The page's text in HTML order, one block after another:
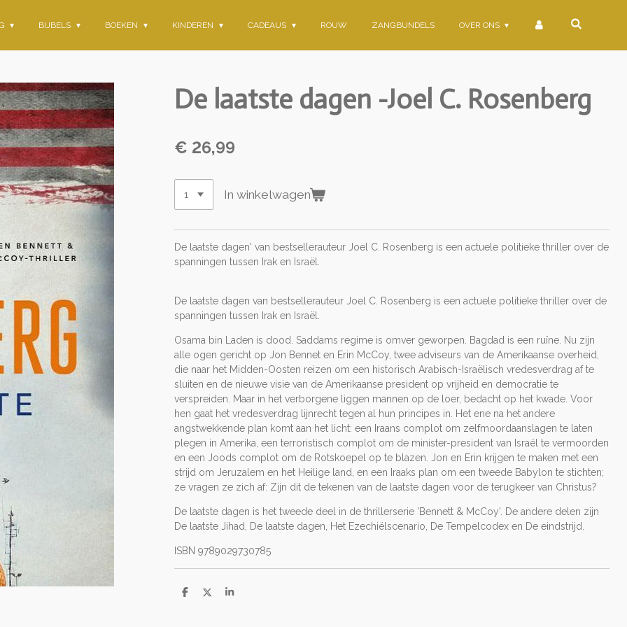
BIJBELS BOEKEN KINDEREN CADEAUS ROUW ZANGBUNDELS OVER ONS
De laatste dagen -Joel C. Rosenberg
€ 26,99
In winkelwagen
De laatste dagen' van bestsellerauteur Joel C. Rosenberg is een actuele politieke thriller over de
spanningen tussen Irak en Israël.
De laatste dagen van bestsellerauteur Joel C. Rosenberg is een actuele politieke thriller over de
spanningen tussen Irak en Israël.
Osama bin Laden is dood. Saddams regime is omver geworpen. Bagdad is een ruïne. Nu zijn
alle ogen gericht op Jon Bennet en Erin McCoy, twee adviseurs van de Amerikaanse overheid,
die naar het Midden-Oosten reizen om een historisch Arabisch-Israëlisch vredesverdrag af te
sluiten en de nieuwe visie van de Amerikaanse president op vrijheid en democratie te
verspreiden. Maar in het verborgene liggen mannen op de loer, bedacht op het kwade. Voor
hen gaat het vredesverdrag lijnrecht tegen al hun principes in. Het ene na het andere
angstwekkende plan komt aan het licht: een Iraans complot om zelfmoordaanslagen te laten
plegen in Amerika, een terroristisch complot om de minister-president van Israël te vermoorden
en een Joods complot om de Rotskoepel op te blazen. Jon en Erin krijgen te maken met een
strijd om Jeruzalem en het Heilige land, en een Iraaks plan om een tweede Babylon te stichten;
ze vragen ze zich af: Zijn dit de tekenen van de laatste dagen voor de terugkeer van Christus?
De laatste dagen is het tweede deel in de thrillerserie 'Bennett & McCoy'. De andere delen zijn
De laatste Jihad, De laatste dagen, Het Ezechiëlscenario, De Tempelcodex en De eindstrijd.
ISBN 9789029730785
D
D
S